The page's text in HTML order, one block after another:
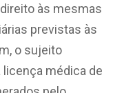
às mesmas
previstas às
o sujeito
médica de